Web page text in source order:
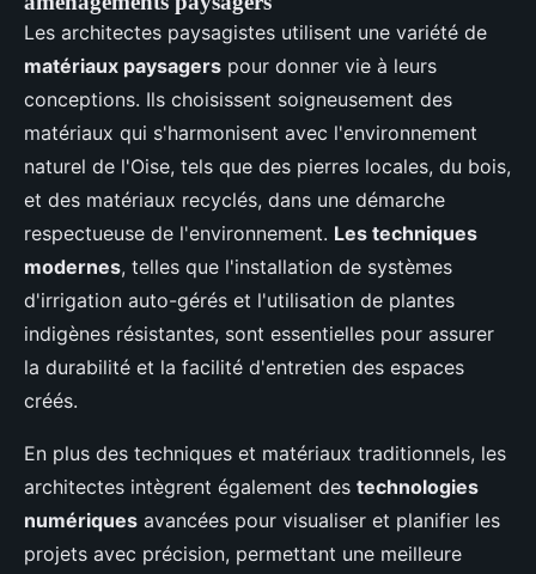
Les architectes paysagistes utilisent une variété de
matériaux paysagers pour donner vie à leurs
conceptions. Ils choisissent soigneusement des
matériaux qui s'harmonisent avec l'environnement
naturel de l'Oise, tels que des pierres locales, du bois,
et des matériaux recyclés, dans une démarche
respectueuse de l'environnement. Les techniques
modernes, telles que l'installation de systèmes
d'irrigation auto-gérés et l'utilisation de plantes
indigènes résistantes, sont essentielles pour assurer
la durabilité et la facilité d'entretien des espaces
créés.
En plus des techniques et matériaux traditionnels, les
architectes intègrent également des technologies
numériques avancées pour visualiser et planifier les
projets avec précision, permettant une meilleure